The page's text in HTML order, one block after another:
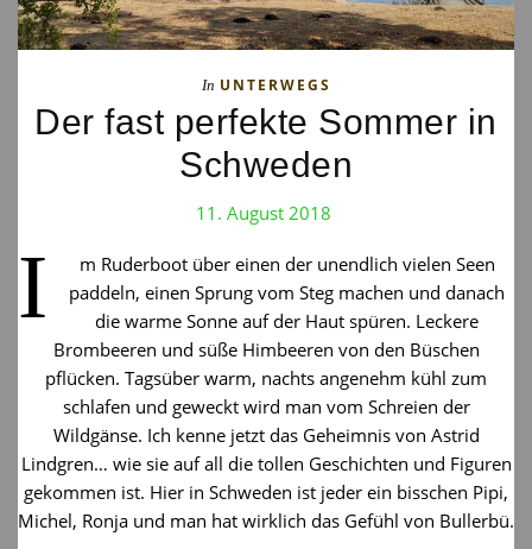
In UNTERWEGS
Der fast perfekte Sommer in
Schweden
11. August 2018
I
m Ruderboot über einen der unendlich vielen Seen
paddeln, einen Sprung vom Steg machen und danach
die warme Sonne auf der Haut spüren. Leckere
Brombeeren und süße Himbeeren von den Büschen
pflücken. Tagsüber warm, nachts angenehm kühl zum
schlafen und geweckt wird man vom Schreien der
Wildgänse. Ich kenne jetzt das Geheimnis von Astrid
Lindgren… wie sie auf all die tollen Geschichten und Figuren
gekommen ist. Hier in Schweden ist jeder ein bisschen Pipi,
Michel, Ronja und man hat wirklich das Gefühl von Bullerbü.